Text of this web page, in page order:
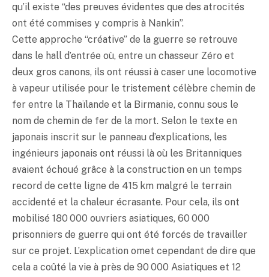
qu’il existe “des preuves évidentes que des atrocités
ont été commises y compris à Nankin”.
Cette approche “créative” de la guerre se retrouve
dans le hall d’entrée où, entre un chasseur Zéro et
deux gros canons, ils ont réussi à caser une locomotive
à vapeur utilisée pour le tristement célèbre chemin de
fer entre la Thaïlande et la Birmanie, connu sous le
nom de chemin de fer de la mort. Selon le texte en
japonais inscrit sur le panneau d’explications, les
ingénieurs japonais ont réussi là où les Britanniques
avaient échoué grâce à la construction en un temps
record de cette ligne de 415 km malgré le terrain
accidenté et la chaleur écrasante. Pour cela, ils ont
mobilisé 180 000 ouvriers asiatiques, 60 000
prisonniers de guerre qui ont été forcés de travailler
sur ce projet. L’explication omet cependant de dire que
cela a coûté la vie à près de 90 000 Asiatiques et 12